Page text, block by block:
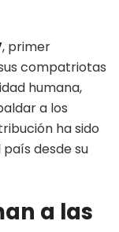
, primer
compatriotas
humana,
a los
ha sido
desde su
a las